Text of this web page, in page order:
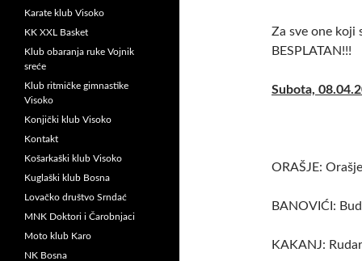
Za sve one koji
BESPLATAN!!!
Subota,
ORAŠJE:
BANOVIĆI:
KAKANJ:
Karate klub Visoko
KK XXL Basket
Klub obaranja ruke Vojnik
sreće
Klub ritmičke gimnastike
Visoko
Konjički klub Visoko
Kontakt
Košarkaški klub Visoko
Kuglaški klub Bosna
Lovačko društvo Srndać
MNK Doktori i Čarobnjaci
Moto klub Karo
NK Bosna